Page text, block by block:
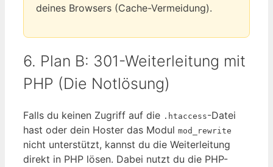
deines Browsers (Cache-Vermeidung).
6. Plan B: 301-Weiterleitung mit
PHP (Die Notlösung)
Falls du keinen Zugriff auf die .htaccess-Datei
hast oder dein Hoster das Modul mod_rewrite
nicht unterstützt, kannst du die Weiterleitung
direkt in PHP lösen. Dabei nutzt du die PHP-